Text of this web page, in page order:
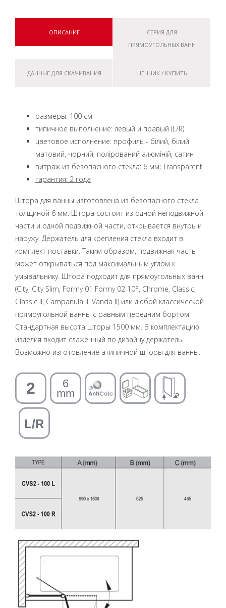
ОПИСАНИЕ
СЕРИЯ ДЛЯ
ПРЯМОУГОЛЬНЫХ ВАНН
ДАННЫЕ ДЛЯ СКАЧИВАНИЯ ЦЕННИК / КУПИТЬ
размеры: 100 см
типичное выполнение: левый и правый (L/R)
цветовое исполнение: профиль - білий, білий
матовий, чорний, полірований алюміній, сатин
витраж из безопасного стекла: 6 мм; Transparent
гарантия: 2 года
Штора для ванны изготовлена ​​из безопасного стекла
толщиной 6 мм. Штора состоит из одной неподвижной
части и одной подвижной части, открывается внутрь и
наружу. Держатель для крепления стекла входит в
комплект поставки. Таким образом, подвижная часть
может открываться под максимальным углом к ​​
умывальнику. Штора подходит для прямоугольных ванн
(City, City Slim, Formy 01 Formy 02 10°, Chrome, Classic,
Classic II, Campanula II, Vanda II) или любой классической
прямоугольной ванны с равным передним бортом.
Стандартная высота шторы 1500 мм. В комплектацию
изделия входит слаженный по дизайну держатель.
Возможно изготовление атипичной шторы для ванны.